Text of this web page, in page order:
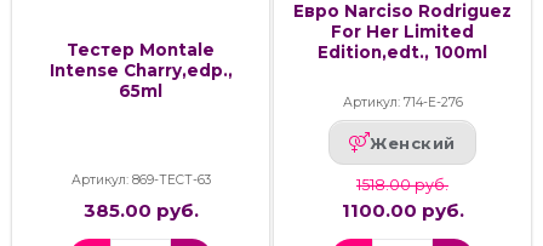
Тестер Montale
Intense Charry,edp.,
65ml
Артикул: 869-ТЕСТ-63
385.00 руб.
Евро Narciso Rodriguez
For Her Limited
Edition,edt., 100ml
Артикул: 714-Е-276
Женский
1518.00 руб.
1100.00 руб.